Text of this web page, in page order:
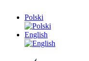
Polski
English